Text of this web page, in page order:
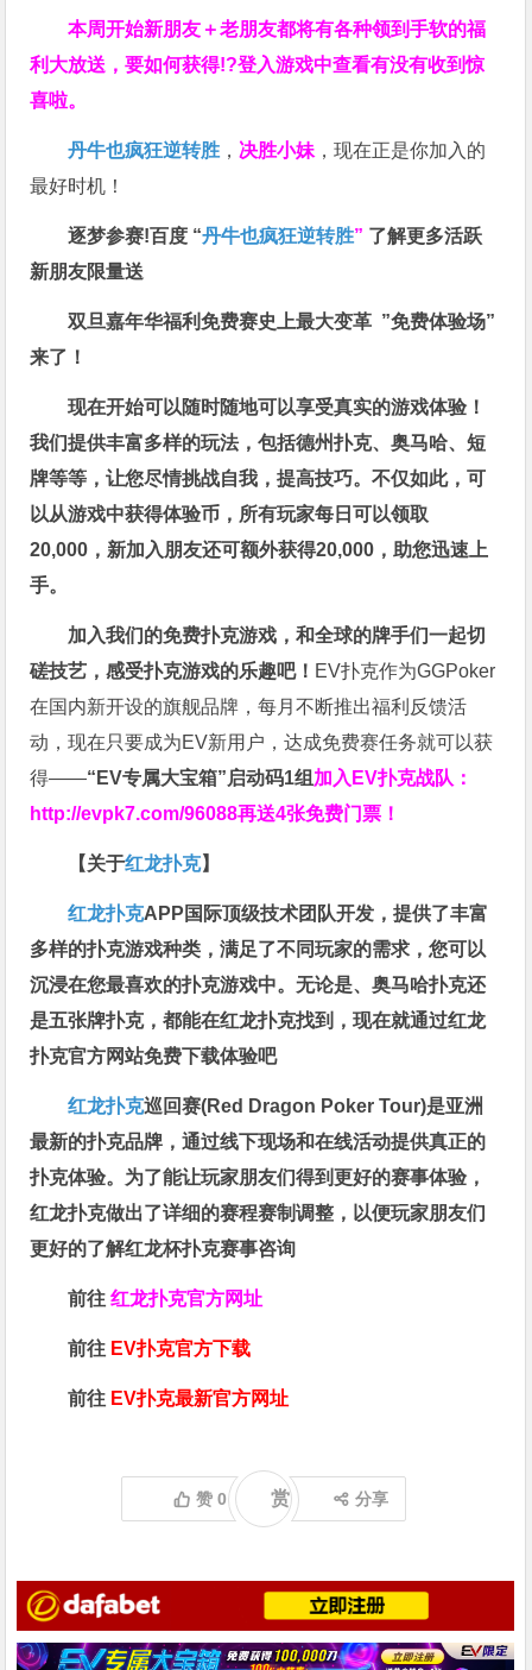
本周开始新朋友＋老朋友都将有各种领到手软的福
利大放送，要如何获得!?登入游戏中查看有没有收到惊
喜啦。
丹牛也疯狂逆转胜，决胜小妹，现在正是你加入的
最好时机！
逐梦参赛!百度 “丹牛也疯狂逆转胜” 了解更多活跃
新朋友限量送
双旦嘉年华福利免费赛史上最大变革 ”免费体验场”
来了！
现在开始可以随时随地可以享受真实的游戏体验！
我们提供丰富多样的玩法，包括德州扑克、奥马哈、短
牌等等，让您尽情挑战自我，提高技巧。不仅如此， 可
以从游戏中获得体验币，所有玩家每日可以领取
20,000，新加入朋友还可额外获得20,000，助您迅速上
手。
加入我们的免费扑克游戏，和全球的牌手们一起切
磋技艺，感受扑克游戏的乐趣吧！ EV扑克作为GGPoker
在国内新开设的旗舰品牌，每月不断推出福利反馈活
动，现在只要成为EV新用户，达成免费赛任务就可以获
得——“EV专属大宝箱”启动码1组加入EV扑克战队：
http://evpk7.com/96088再送4张免费门票！
【关于红龙扑克】
红龙扑克APP国际顶级技术团队开发，提供了丰富
多样的扑克游戏种类，满足了不同玩家的需求，您可以
沉浸在您最喜欢的扑克游戏中。无论是、奥马哈扑克还
是五张牌扑克，都能在红龙扑克找到，现在就通过红龙
扑克官方网站免费下载体验吧
红龙扑克巡回赛​(Red Dragon Poker Tour)是亚洲
最新的扑克品牌，通过线下现场和在线活动提供真正的
扑克体验。为了能让玩家朋友们得到更好的赛事体验，
红龙扑克做出了详细的赛程赛制调整，以便玩家朋友们
更好的了解红龙杯扑克赛事咨询
前往红龙扑克官方网址
前往 EV扑克官方下载
前往 EV扑克最新官方网址
赞0 赏 分享